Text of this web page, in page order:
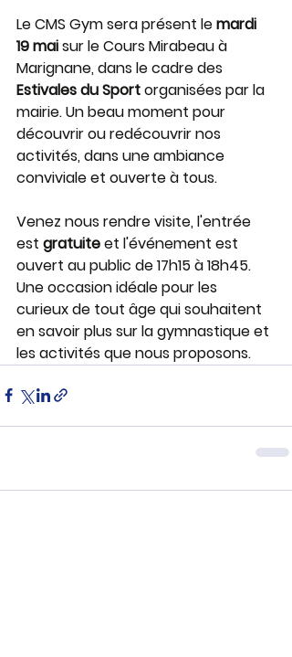
Le CMS Gym sera présent le mardi
19 mai sur le Cours Mirabeau à
Marignane, dans le cadre des
Estivales du Sport organisées par la
mairie. Un beau moment pour
découvrir ou redécouvrir nos
activités, dans une ambiance
conviviale et ouverte à tous.
Venez nous rendre visite, l'entrée
est gratuite et l'événement est
ouvert au public de 17h15 à 18h45.
Une occasion idéale pour les
curieux de tout âge qui souhaitent
en savoir plus sur la gymnastique et
les activités que nous proposons.